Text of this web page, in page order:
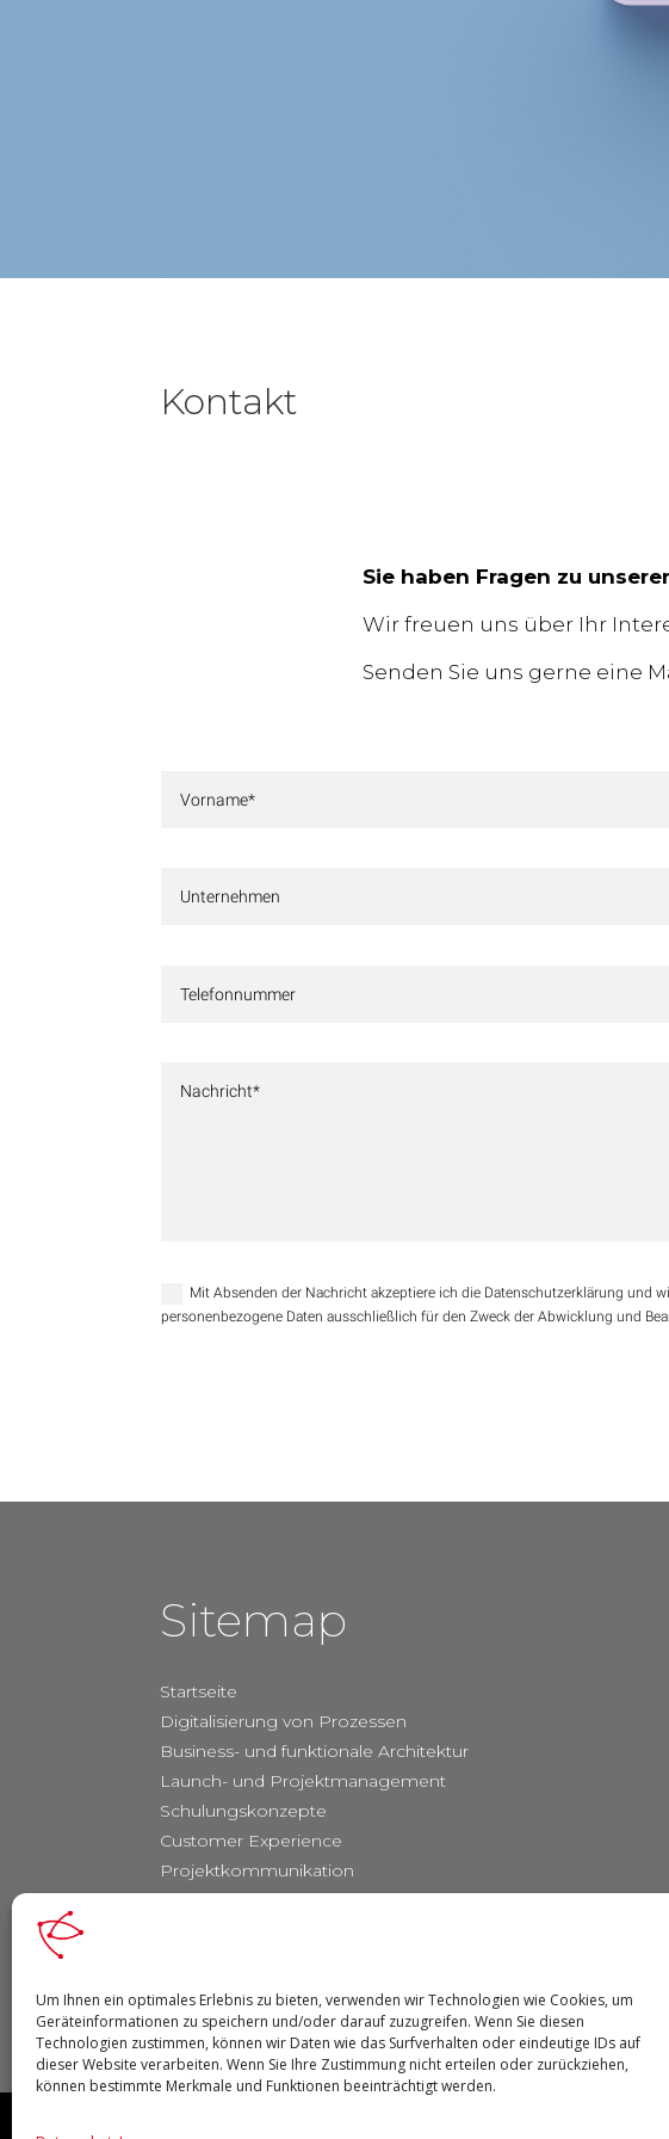
Um Ihnen ein optimales Erlebnis zu bieten, verwenden wir Technologien wie Cookies, um
Geräteinformationen zu speichern und/oder darauf zuzugreifen. Wenn Sie diesen
Technologien zustimmen, können wir Daten wie das Surfverhalten oder eindeutige IDs auf
dieser Website verarbeiten. Wenn Sie Ihre Zustimmung nicht erteilen oder zurückziehen,
können bestimmte Merkmale und Funktionen beeinträchtigt werden.
Kontakt
Sie haben Fragen zu
Wir freuen uns über Ihr
Senden Sie uns gerne eine
Mit Absenden der Nachricht akzeptiere ich die Datenschutzerklärung und
personenbezogene Daten ausschließlich für den Zweck der Abwicklung und
Sitemap
Startseite
Digitalisierung von Prozessen
Business- und funktionale Architektur
Launch- und Projektmanagement
Schulungskonzepte
Customer Experience
Projektkommunikation
Über uns
Impressum